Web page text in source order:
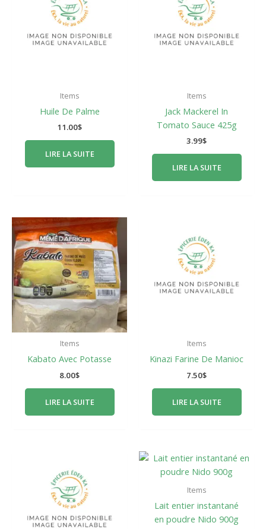
Items
Huile De Palme
11.00$
LIRE LA SUITE
Items
Jack Mackerel In
Tomato Sauce 425g
3.99$
LIRE LA SUITE
Items
Kabato Avec Potasse
8.00$
LIRE LA SUITE
Items
Kinazi Farine De Manioc
7.50$
LIRE LA SUITE
Items
Lait entier instantané
en poudre Nido 900g